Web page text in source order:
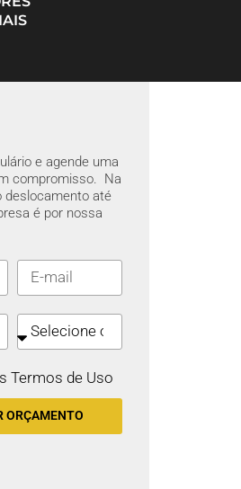
e agende uma
compromisso. Na
deslocamento até
é por nossa
Termos de Uso
ORÇAMENTO